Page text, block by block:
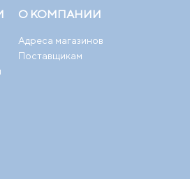
О КОМПАНИИ
Адреса магазинов
Поставщикам